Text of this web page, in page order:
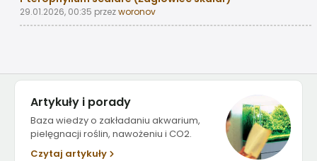
29.01.2026, 00:35 przezworonov
Artykuły i porady
Baza wiedzy o zakładaniu akwarium,
pielęgnacji roślin, nawożeniu i CO2.
Czytaj artykuły